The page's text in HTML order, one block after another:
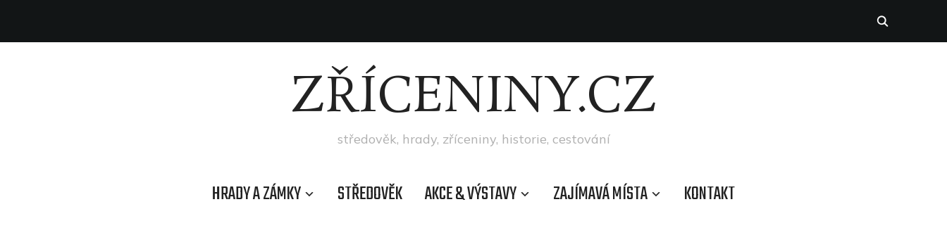
ZŘÍCENINY.CZ
středověk, hrady, zříceniny, historie, cestování
HRADY A ZÁMKY STŘEDOVĚK AKCE & VÝSTAVY ZAJÍMAVÁ MÍSTA KONTAKT